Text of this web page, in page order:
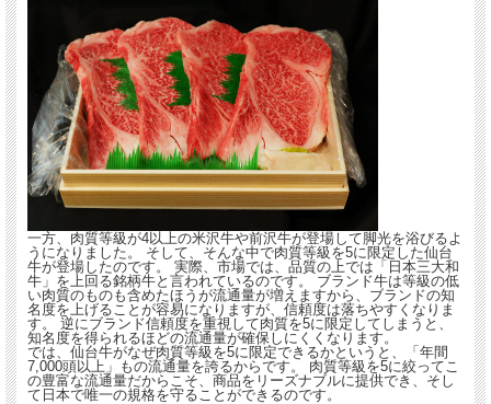
一方、肉質等級が4以上の米沢牛や前沢牛が登場して脚光を浴びるよ
うになりました。 そして、そんな中で肉質等級を5に限定した仙台
牛が登場したのです。 実際、市場では、品質の上では「日本三大和
牛」を上回る銘柄牛と言われているのです。 ブランド牛は等級の低
い肉質のものも含めたほうが流通量が増えますから、ブランドの知
名度を上げることが容易になりますが、信頼度は落ちやすくなりま
す。 逆にブランド信頼度を重視して肉質を5に限定してしまうと、
知名度を得られるほどの流通量が確保しにくくなります。
では、仙台牛がなぜ肉質等級を5に限定できるかというと、「年間
7,000頭以上」もの流通量を誇るからです。 肉質等級を5に絞ってこ
の豊富な流通量だからこそ、商品をリーズナブルに提供でき、そし
て日本で唯一の規格を守ることができるのです。